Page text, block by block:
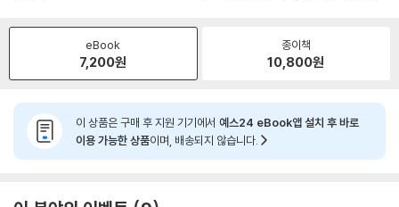
eBook
7,200원
종이책
10,800원
이 상품은 구매 후 지원 기기에서 예스24 eBook앱 설치 후 바로
이용 가능한 상품이며, 배송되지 않습니다.